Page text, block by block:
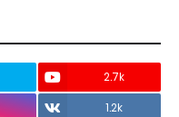
2.7k
1.2k